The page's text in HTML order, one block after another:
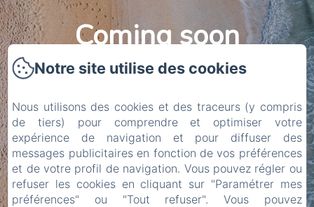
Coming soon
actuellement en
construction. Nous
serons là bientôt avec
notre nouveau site!
Notre site utilise des cookies
Nous utilisons des cookies et des traceurs (y compris
de tiers) pour comprendre et optimiser votre
expérience de navigation et pour diffuser des
messages publicitaires en fonction de vos préférences
et de votre profil de navigation. Vous pouvez régler ou
refuser les cookies en cliquant sur "Paramétrer mes
préférences" ou "Tout refuser". Vous pouvez